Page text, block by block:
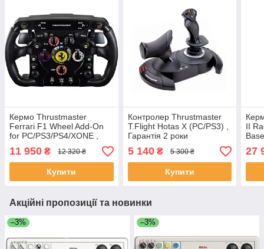
Кермо Thrustmaster
Ferrari F1 Wheel Add-On
for PC/PS3/PS4/XONE ,
Гарантія 2 роки
11 950 ₴ 12 320 ₴
Купити
Контролер Thrustmaster
T.Flight Hotas X (PC/PS3) ,
Гарантія 2 роки
5 140₴ 5 300 ₴
Купити
II
27
Акційні пропозиції та новинки
–3% –3%